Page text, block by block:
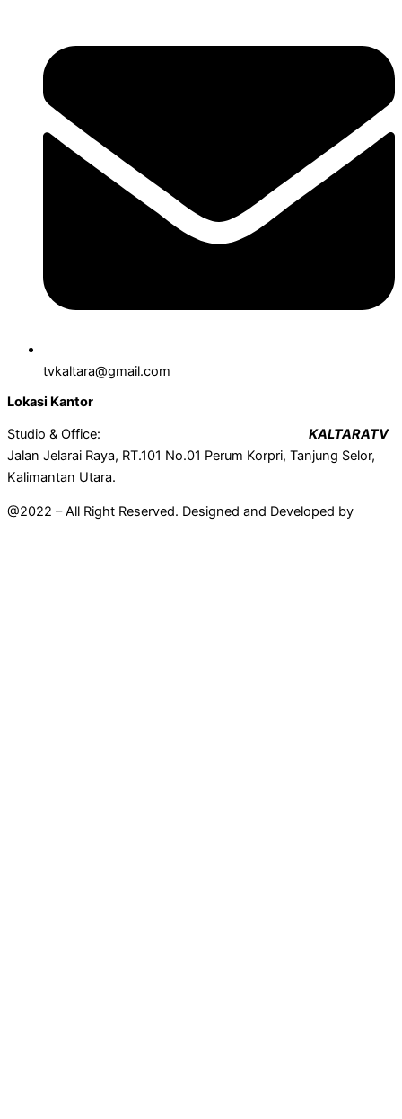
tvkaltara@gmail.com
Lokasi Kantor
Studio & Office: KALTARATV
Jalan Jelarai Raya, RT.101 No.01 Perum Korpri, Tanjung Selor,
Kalimantan Utara.
@2022 – All Right Reserved. Designed and Developed by